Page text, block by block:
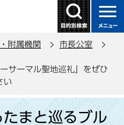
附属機関
市長公室
サーマル聖地巡礼」をぜひ
い
まと巡るブル